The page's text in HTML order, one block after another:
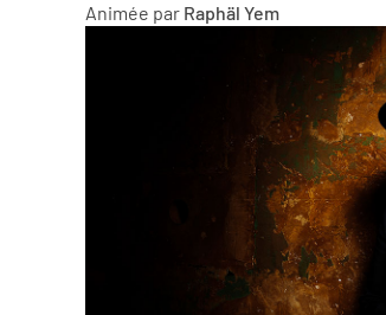
Animée par Raphäl Yem